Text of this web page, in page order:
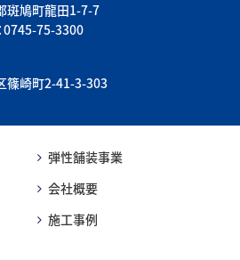
鳩町龍田1-7-7
0745-75-3300
篠崎町2-41-3-303
弾性舗装事業
会社概要
施工事例